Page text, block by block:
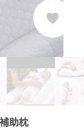
助枕